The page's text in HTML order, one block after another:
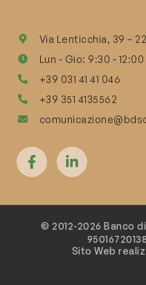
Via Lenticchia, 39 –
Lun - Gio: 9:30 - 12:00
+39 031 41 41 046
+39 351 4135562
© 2012-2026 Banco
Sito Web